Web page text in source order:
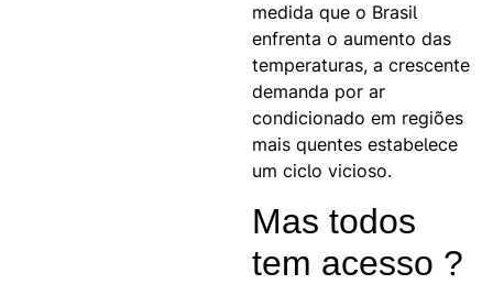
medida que o Brasil
enfrenta o aumento das
temperaturas, a crescente
demanda por ar
condicionado em regiões
mais quentes estabelece
um ciclo vicioso.
Mas todos
tem acesso ?